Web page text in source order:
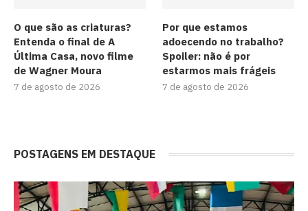
O que são as criaturas?
Entenda o final de A
Última Casa, novo filme
de Wagner Moura
7 de agosto de 2026
Por que estamos
adoecendo no trabalho?
Spoiler: não é por
estarmos mais frágeis
7 de agosto de 2026
POSTAGENS EM DESTAQUE